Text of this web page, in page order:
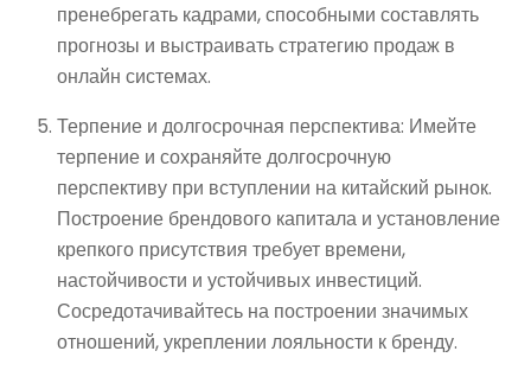
пренебрегать кадрами, способными составлять
прогнозы и выстраивать стратегию продаж в
онлайн системах.
Терпение и долгосрочная перспектива: Имейте
терпение и сохраняйте долгосрочную
перспективу при вступлении на китайский рынок.
Построение брендового капитала и установление
крепкого присутствия требует времени,
настойчивости и устойчивых инвестиций.
Сосредотачивайтесь на построении значимых
отношений, укреплении лояльности к бренду.